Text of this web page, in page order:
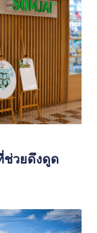
ช่วยดึงดูด